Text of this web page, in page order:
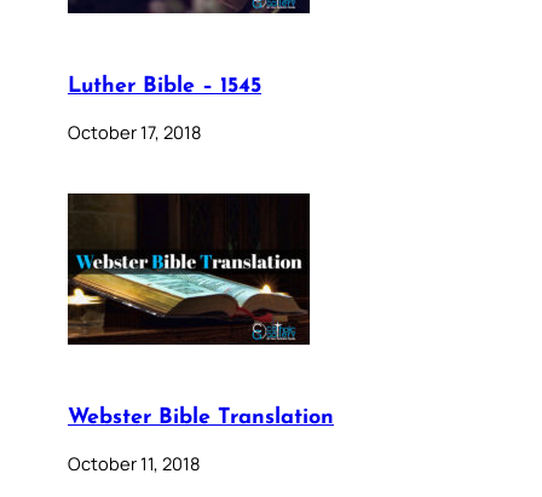
Luther Bible – 1545
October 17, 2018
Webster Bible Translation
October 11, 2018